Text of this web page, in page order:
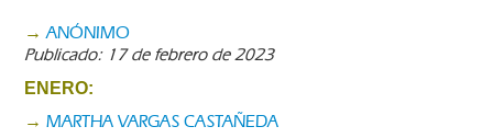
→ ANÓNIMO
Publicado: 17 de febrero de 2023
ENERO:
→ MARTHA VARGAS CASTAÑEDA